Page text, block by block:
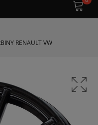
RENAULT VW